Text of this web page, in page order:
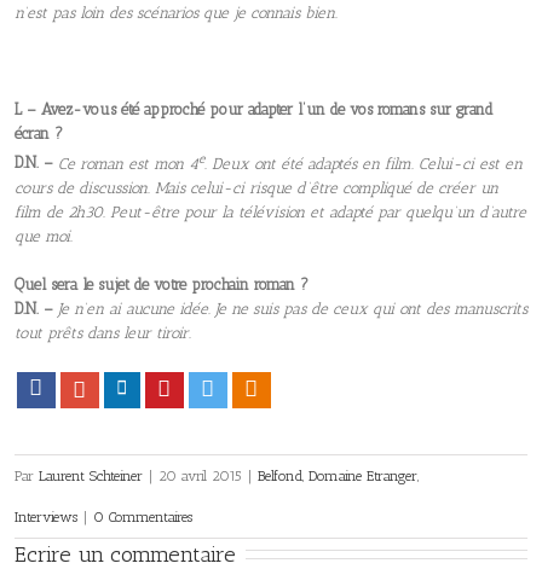
n’est pas loin des scénarios que je connais bien.
L – Avez-vous été approché pour adapter l’un de vos romans sur grand
écran ?
D.N. – Ce roman est mon 4e. Deux ont été adaptés en film. Celui-ci est en
cours de discussion. Mais celui-ci risque d’être compliqué de créer un
film de 2h30. Peut-être pour la télévision et adapté par quelqu’un d’autre
que moi.
Quel sera le sujet de votre prochain roman ?
D.N. – Je n’en ai aucune idée. Je ne suis pas de ceux qui ont des manuscrits
tout prêts dans leur tiroir.
Facebook Google+
Par Laurent Schteiner | 20 avril 2015 | Belfond Domaine Etranger
Interviews | 0 Commentaires
Ecrire un commentaire